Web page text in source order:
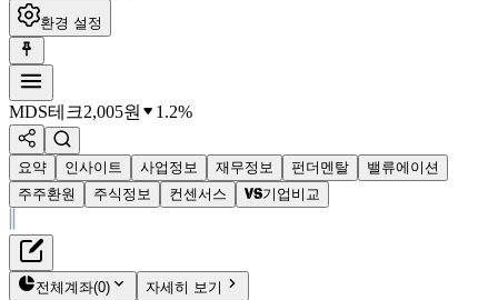
환경 설정
MDS테크2,005원 1.2%
요약 인사이트 사업정보 재무정보 펀더멘탈
밸류에이션
주주환원
주식정보 컨센서스 기업비교
MDS테크
재무정보
펀더멘탈
전체계좌(0) 자세히 보기